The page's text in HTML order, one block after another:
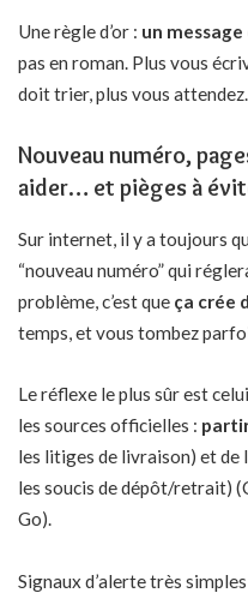
Une règle d’or : un
pas en roman. Plus vous
doit trier, plus vous attendez.
Nouveau numéro,
aider… et pièges à
Sur internet, il y a toujours
“nouveau numéro” qui
problème, c’est que ça crée
temps, et vous tombez
Le réflexe le plus sûr est
les sources officielles :
les litiges de livraison) et de
les soucis de dépôt/retrait)
Go).
Signaux d’alerte très